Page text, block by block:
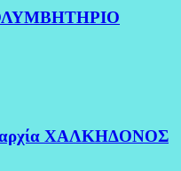
ΧΑΛΚΗΔΟΝΟΣ